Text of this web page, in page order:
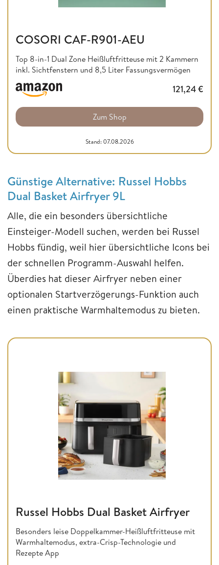
COSORI CAF-R901-AEU
Top 8-in-1 Dual Zone Heißluftfritteuse mit 2 Kammern
inkl. Sichtfenstern und 8,5 Liter Fassungsvermögen
121,24€
Zum Shop
Stand: 07.08.2026
Günstige Alternative: Russel Hobbs
Dual Basket Airfryer 9L
Alle, die ein besonders übersichtliche
Einsteiger-Modell suchen, werden bei Russel
Hobbs fündig, weil hier übersichtliche Icons bei
der schnellen Programm-Auswahl helfen.
Überdies hat dieser Airfryer neben einer
optionalen Startverzögerungs-Funktion auch
einen praktische Warmhaltemodus zu bieten.
Russel Hobbs Dual Basket Airfryer
Besonders leise Doppelkammer-Heißluftfritteuse mit
Warmhaltemodus, extra-Crisp-Technologie und
Rezepte App